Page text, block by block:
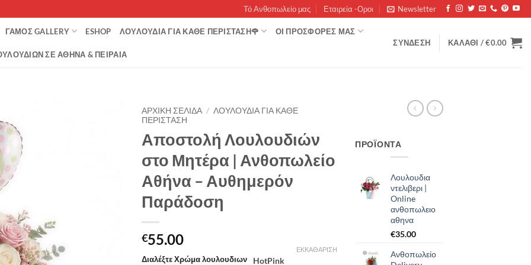
Τό Ανθοπωλείο μας Εταιρεία -Οροι Newsletter
ΓΆΜΟΣ GALLERY ESHOP ΛΟΥΛΟΥΔΙΑ ΓΙΑ ΚΑΘΕ ΠΕΡΙΣΤΑΣΗ🌹 ΟΊ ΠΡΟΣΦΟΡΈΣ ΜΑΣ
ΣΕ ΑΘΉΝΑ & ΠΕΙΡΑΙΆ
ΣΎΝΔΕΣΗ ΚΑΛΆΘΙ /€0.00
ΑΡΧΙΚΉ ΣΕΛΊΔΑ / ΛΟΥΛΟΥΔΙΑ ΓΙΑ ΚΑΘΕ
ΠΕΡΙΣΤΑΣΗ
Αποστολή Λουλουδιών
στο Μητέρα | Ανθοπωλείο
Αθήνα – Αυθημερόν
Παράδοση
€55.00
Διαλέξτε Χρώμα λουλουδιων HotPink
ΕΚΚΑΘΆΡΙΣΗ
ΠΡΟΪΌΝΤΑ
Λουλουδια
ντελιβερι |
Online
ανθοπωλειο
αθηνα
€35.00
Ανθοπωλείο